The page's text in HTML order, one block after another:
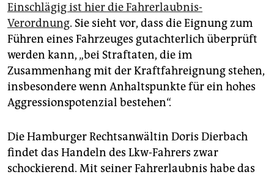
Einschlägig ist hier die Fahrerlaubnis-
Verordnung. Sie sieht vor, dass die Eignung zum
Führen eines Fahrzeuges gutachterlich überprüft
werden kann, „bei Straftaten, die im
Zusammenhang mit der Kraftfahreignung stehen,
insbesondere wenn Anhaltspunkte für ein hohes
Aggressionspotenzial bestehen“.
Die Hamburger Rechtsanwältin Doris Dierbach
findet das Handeln des Lkw-Fahrers zwar
schockierend. Mit seiner Fahrerlaubnis habe das